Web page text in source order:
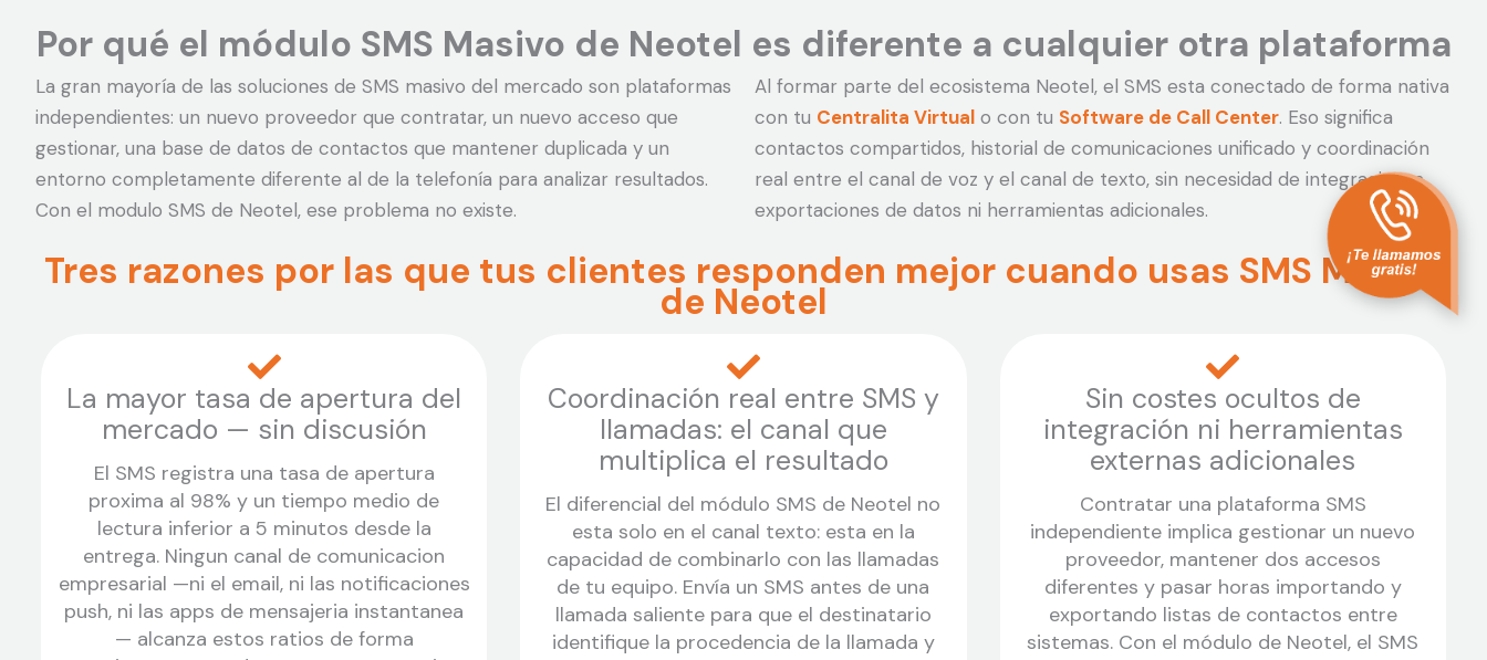
Por qué el módulo SMS Masivo de Neotel es diferente a cualquier otra plataforma
La gran mayoría de las soluciones de SMS masivo del mercado son plataformas
independientes: un nuevo proveedor que contratar, un nuevo acceso que
gestionar, una base de datos de contactos que mantener duplicada y un
entorno completamente diferente al de la telefonía para analizar resultados.
Con el modulo SMS de Neotel, ese problema no existe.
Al formar parte del ecosistema Neotel, el SMS esta conectado de forma nativa
con tu Centralita Virtual o con tu Software de Call Center. Eso significa
contactos compartidos, historial de comunicaciones unificado y coordinación
real entre el canal de voz y el canal de texto, sin necesidad de integraciones,
exportaciones de datos ni herramientas adicionales.
Tres razones por las que tus clientes responden mejor cuando usas SMS Masivo
de Neotel
La mayor tasa de apertura del
mercado — sin discusión
El SMS registra una tasa de apertura
proxima al 98% y un tiempo medio de
lectura inferior a 5 minutos desde la
entrega. Ningun canal de comunicacion
empresarial —ni el email, ni las notificaciones
push, ni las apps de mensajeria instantanea
— alcanza estos ratios de forma
Coordinación real entre SMS y
llamadas: el canal que
multiplica el resultado
El diferencial del módulo SMS de Neotel no
esta solo en el canal texto: esta en la
capacidad de combinarlo con las llamadas
de tu equipo. Envía un SMS antes de una
llamada saliente para que el destinatario
identifique la procedencia de la llamada y
Sin costes ocultos de
integración ni herramientas
externas adicionales
Contratar una plataforma SMS
independiente implica gestionar un nuevo
proveedor, mantener dos accesos
diferentes y pasar horas importando y
exportando listas de contactos entre
sistemas. Con el módulo de Neotel, el SMS